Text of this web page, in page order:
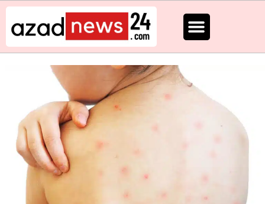
Skip
content